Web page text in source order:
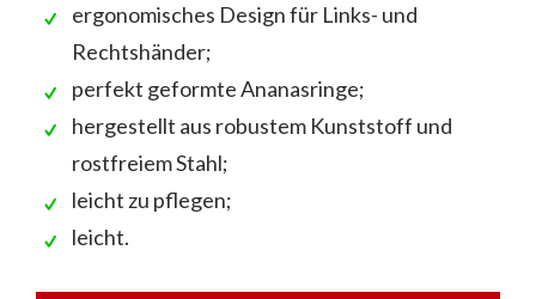
ergonomisches Design für Links- und
Rechtshänder;
perfekt geformte Ananasringe;
hergestellt aus robustem Kunststoff und
rostfreiem Stahl;
leicht zu pflegen;
leicht.